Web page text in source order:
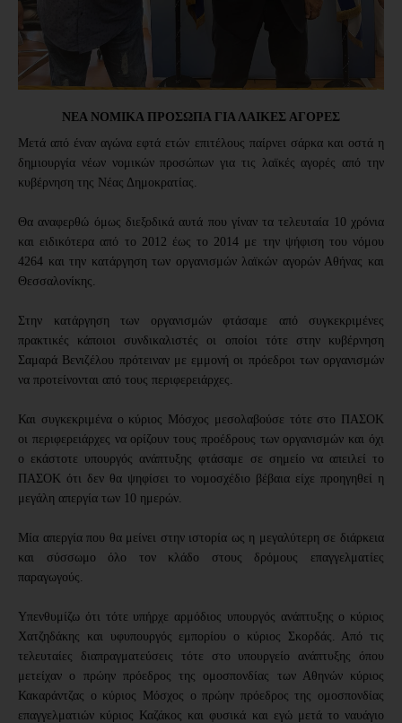
ΝΕΑ ΝΟΜΙΚΑ ΠΡΟΣΩΠΑ ΓΙΑ ΛΑΙΚΕΣ ΑΓΟΡΕΣ
Μετά από έναν αγώνα εφτά ετών επιτέλους παίρνει σάρκα και οστά η
δημιουργία νέων νομικών προσώπων για τις λαϊκές αγορές από την
κυβέρνηση της Νέας Δημοκρατίας.
Θα αναφερθώ όμως διεξοδικά αυτά που γίναν τα τελευταία 10 χρόνια
και ειδικότερα από το 2012 έως το 2014 με την ψήφιση του νόμου
4264 και την κατάργηση των οργανισμών λαϊκών αγορών Αθήνας και
Θεσσαλονίκης.
Στην κατάργηση των οργανισμών φτάσαμε από συγκεκριμένες
πρακτικές κάποιοι συνδικαλιστές οι οποίοι τότε στην κυβέρνηση
Σαμαρά Βενιζέλου πρότειναν με εμμονή οι πρόεδροι των οργανισμών
να προτείνονται από τους περιφερειάρχες.
Και συγκεκριμένα ο κύριος Μόσχος μεσολαβούσε τότε στο ΠΑΣΟΚ
οι περιφερειάρχες να ορίζουν τους προέδρους των οργανισμών και όχι
ο εκάστοτε υπουργός ανάπτυξης φτάσαμε σε σημείο να απειλεί το
ΠΑΣΟΚ ότι δεν θα ψηφίσει το νομοσχέδιο βέβαια είχε προηγηθεί η
μεγάλη απεργία των 10 ημερών.
Μία απεργία που θα μείνει στην ιστορία ως η μεγαλύτερη σε διάρκεια
και σύσσωμο όλο τον κλάδο στους δρόμους επαγγελματίες
παραγωγούς.
Υπενθυμίζω ότι τότε υπήρχε αρμόδιος υπουργός ανάπτυξης ο κύριος
Χατζηδάκης και υφυπουργός εμπορίου ο κύριος Σκορδάς. Από τις
τελευταίες διαπραγματεύσεις τότε στο υπουργείο ανάπτυξης όπου
μετείχαν ο πρώην πρόεδρος της ομοσπονδίας των Αθηνών κύριος
Κακαράντζας ο κύριος Μόσχος ο πρώην πρόεδρος της ομοσπονδίας
επαγγελματιών κύριος Καζάκος και φυσικά και εγώ μετά το ναυάγιο